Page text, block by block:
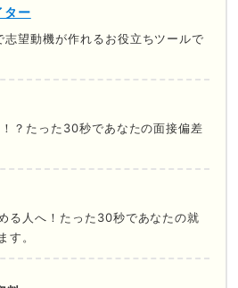
ター
望動機が作れるお役立ちツールで
？たった30秒であなたの面接偏差
る人へ！たった30秒であなたの就
す。